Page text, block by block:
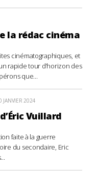
la rédac cinéma
cinématographiques, et
rapide tour d’horizon des
que...
JANVIER 2024
Vuillard
faite à la guerre
du secondaire, Eric